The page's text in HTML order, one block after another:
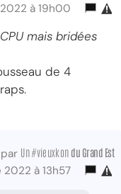
à 19h00
mais bridées
de 4
par Un #vieuxkon du Grand Est
à 13h57